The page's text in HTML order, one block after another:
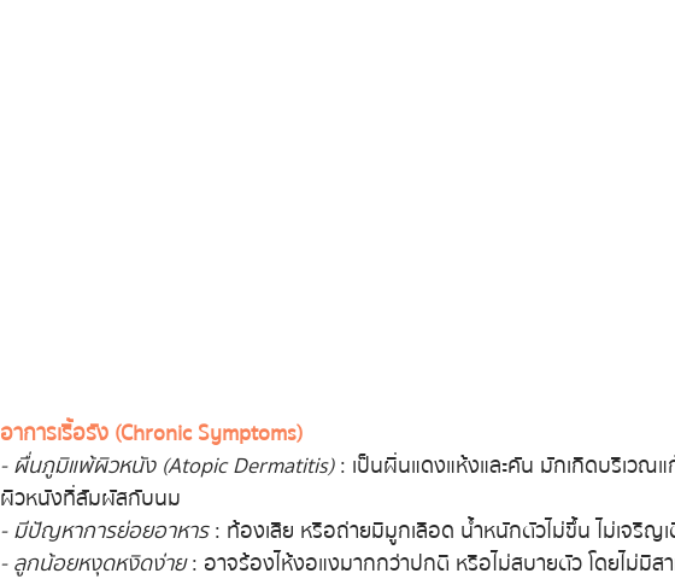
อาการเรื้อรัง (Chronic Symptoms)
- ผื่นภูมิแพ้ผิวหนัง (Atopic Dermatitis) : เป็นผื่นแดงแห้งและคัน มักเกิดบริเวณ
ผิวหนังที่สัมผัสกับนม
- มีปัญหาการย่อยอาหาร : ท้องเสีย หรือถ่ายมีมูกเลือด น้ำหนักตัวไม่ขึ้น ไม่เจริญเ
- ลูกน้อยหงุดหงิดง่าย : อาจร้องไห้งอแงมากกว่าปกติ หรือไม่สบายตัว โดยไม่มีส